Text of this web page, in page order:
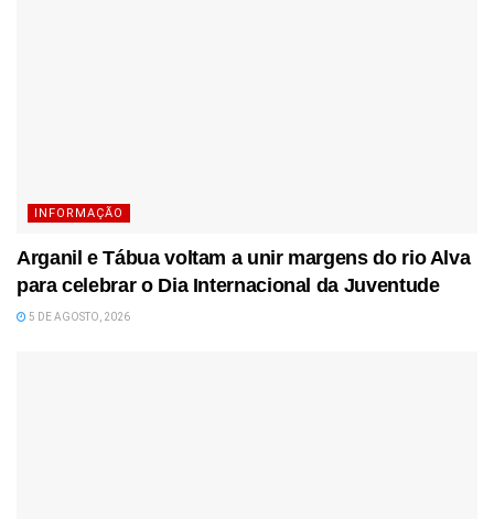
INFORMAÇÃO
Arganil e Tábua voltam a unir margens do rio Alva
para celebrar o Dia Internacional da Juventude
5 DE AGOSTO, 2026